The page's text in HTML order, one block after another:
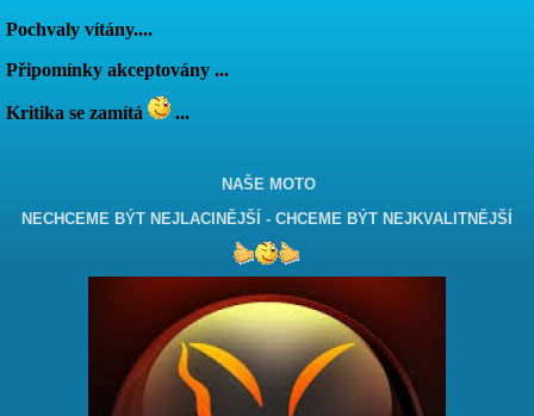
Pochvaly vítány....
Připomínky akceptovány ...
Kritika se zamítá ...
NAŠE MOTO
NECHCEME BÝT NEJLACINĚJŠÍ - CHCEME BÝT NEJKVALITNĚJŠÍ